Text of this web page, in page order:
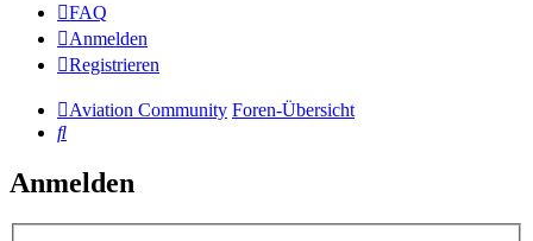
FAQ
Anmelden
Registrieren
Aviation Community Foren-Übersicht
Suche
Anmelden